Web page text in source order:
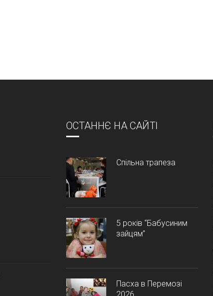
ОСТАННЄ НА САЙТІ
Спільна трапеза
5 років “Бабусиним
зайцям”
Пасха в Перемозі